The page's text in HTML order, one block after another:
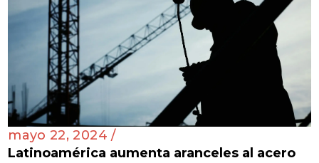
mayo 22, 2024 /
Latinoamérica aumenta aranceles al acero